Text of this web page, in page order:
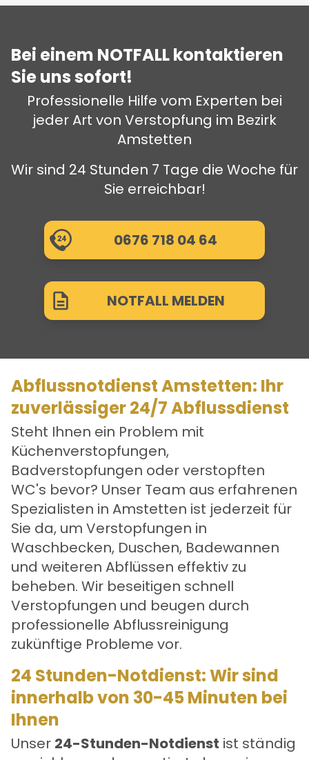
Bei einem NOTFALL kontaktieren
Sie uns sofort!
Professionelle Hilfe vom Experten bei
jeder Art von Verstopfung im Bezirk
Amstetten
Wir sind 24 Stunden 7 Tage die Woche für
Sie erreichbar!
0676 718 04 64
NOTFALL MELDEN
Abflussnotdienst Amstetten: Ihr
zuverlässiger 24/7 Abflussdienst
Steht Ihnen ein Problem mit
Küchenverstopfungen,
Badverstopfungen oder verstopften
WC's bevor? Unser Team aus erfahrenen
Spezialisten in Amstetten ist jederzeit für
Sie da, um Verstopfungen in
Waschbecken, Duschen, Badewannen
und weiteren Abflüssen effektiv zu
beheben. Wir beseitigen schnell
Verstopfungen und beugen durch
professionelle Abflussreinigung
zukünftige Probleme vor.
24 Stunden-Notdienst: Wir sind
innerhalb von 30-45 Minuten bei
Ihnen
Unser 24-Stunden-Notdienst ist ständig